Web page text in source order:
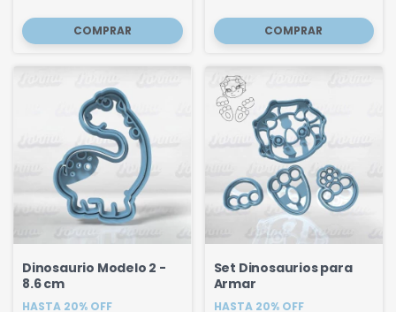
Dinosaurio Modelo 2 -
8.6 cm
HASTA 20% OFF
Set Dinosaurios para
Armar
HASTA 20% OFF